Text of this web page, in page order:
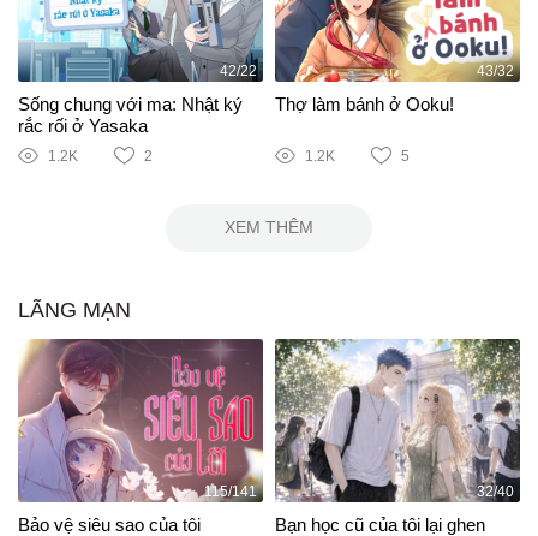
42/22
Sống chung với ma: Nhật ký
rắc rối ở Yasaka
1.2K 2
43/32
Thợ làm bánh ở Ooku!
1.2K 5
XEM THÊM
LÃNG MẠN
115/141
Bảo vệ siêu sao của tôi
32/40
Bạn học cũ của tôi lại ghen